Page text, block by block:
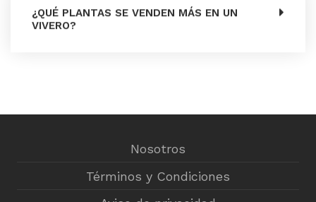
¿QUÉ PLANTAS SE VENDEN MÁS EN UN
VIVERO?
Nosotros
Términos y Condiciones